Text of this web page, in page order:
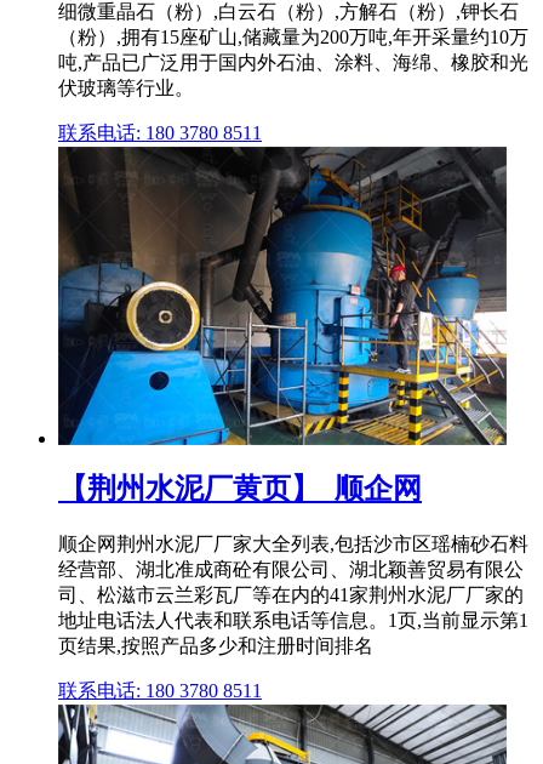
细微重晶石（粉）,白云石（粉）,方解石（粉）,钾长石
（粉）,拥有15座矿山,储藏量为200万吨,年开采量约10万
吨,产品已广泛用于国内外石油、涂料、海绵、橡胶和光
伏玻璃等行业。
联系电话: 180 3780 8511
【荆州水泥厂黄页】_顺企网
顺企网荆州水泥厂厂家大全列表,包括沙市区瑶楠砂石料
经营部、湖北准成商砼有限公司、湖北颖善贸易有限公
司、松滋市云兰彩瓦厂等在内的41家荆州水泥厂厂家的
地址电话法人代表和联系电话等信息。1页,当前显示第1
页结果,按照产品多少和注册时间排名
联系电话: 180 3780 8511